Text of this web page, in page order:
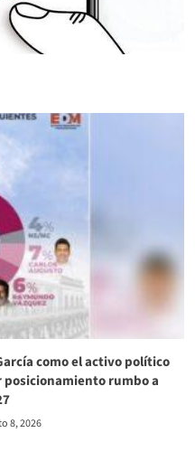
como el activo político
rumbo a
8, 2026